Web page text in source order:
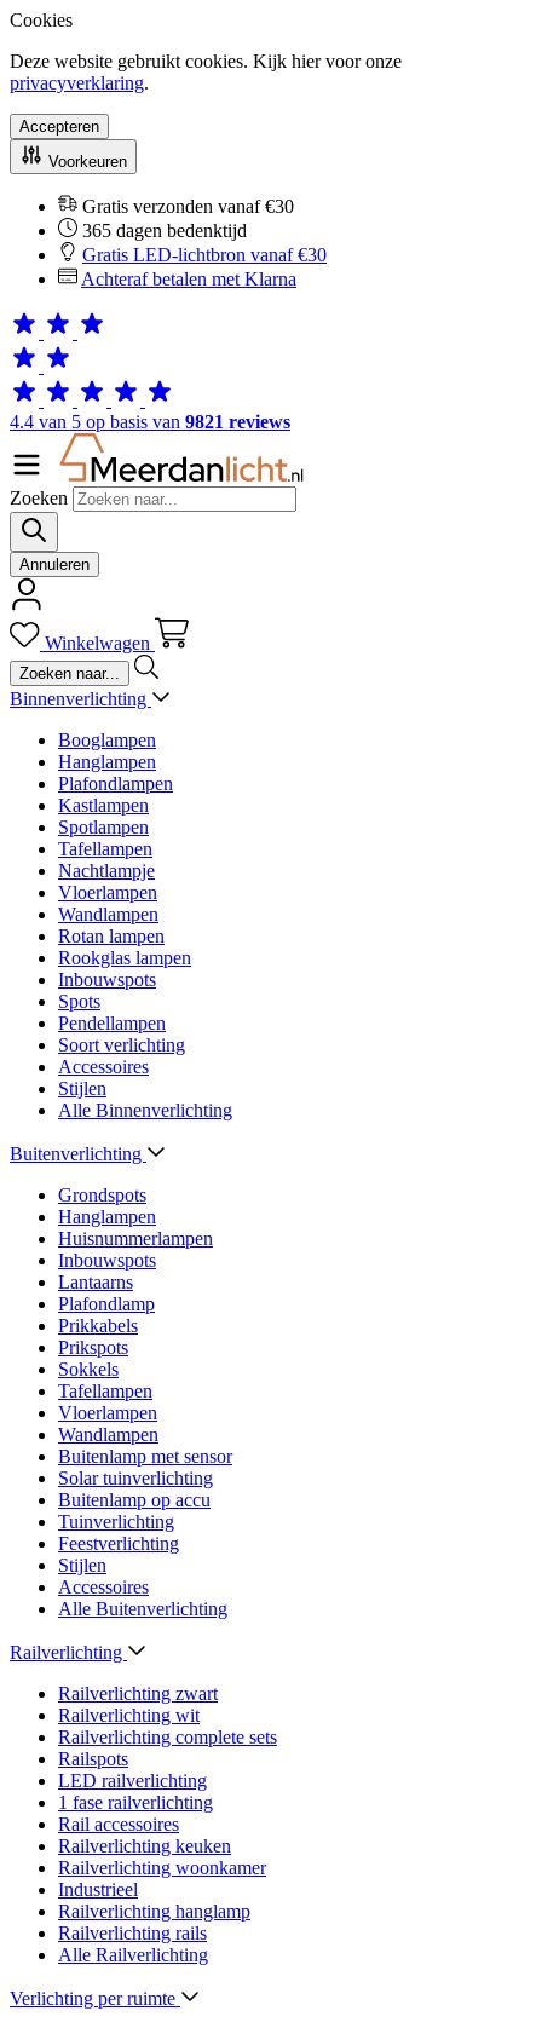
Cookies
Deze website gebruikt cookies. Kijk hier voor onze
privacyverklaring.
Accepteren
Voorkeuren
Gratis verzonden vanaf €30
365 dagen bedenktijd
Gratis LED-lichtbron vanaf €30
Achteraf betalen met Klarna
4.4 van 5 op basis van 9821 reviews
Zoeken
Annuleren
Winkelwagen
Binnenverlichting
Booglampen
Hanglampen
Plafondlampen
Kastlampen
Spotlampen
Tafellampen
Nachtlampje
Vloerlampen
Wandlampen
Rotan lampen
Rookglas lampen
Inbouwspots
Spots
Pendellampen
Soort verlichting
Accessoires
Stijlen
Alle Binnenverlichting
Buitenverlichting
Grondspots
Hanglampen
Huisnummerlampen
Inbouwspots
Lantaarns
Plafondlamp
Prikkabels
Prikspots
Sokkels
Tafellampen
Vloerlampen
Wandlampen
Buitenlamp met sensor
Solar tuinverlichting
Buitenlamp op accu
Tuinverlichting
Feestverlichting
Stijlen
Accessoires
Alle Buitenverlichting
Railverlichting
Railverlichting zwart
Railverlichting wit
Railverlichting complete sets
Railspots
LED railverlichting
1 fase railverlichting
Rail accessoires
Railverlichting keuken
Railverlichting woonkamer
Industrieel
Railverlichting hanglamp
Railverlichting rails
Alle Railverlichting
Verlichting per ruimte